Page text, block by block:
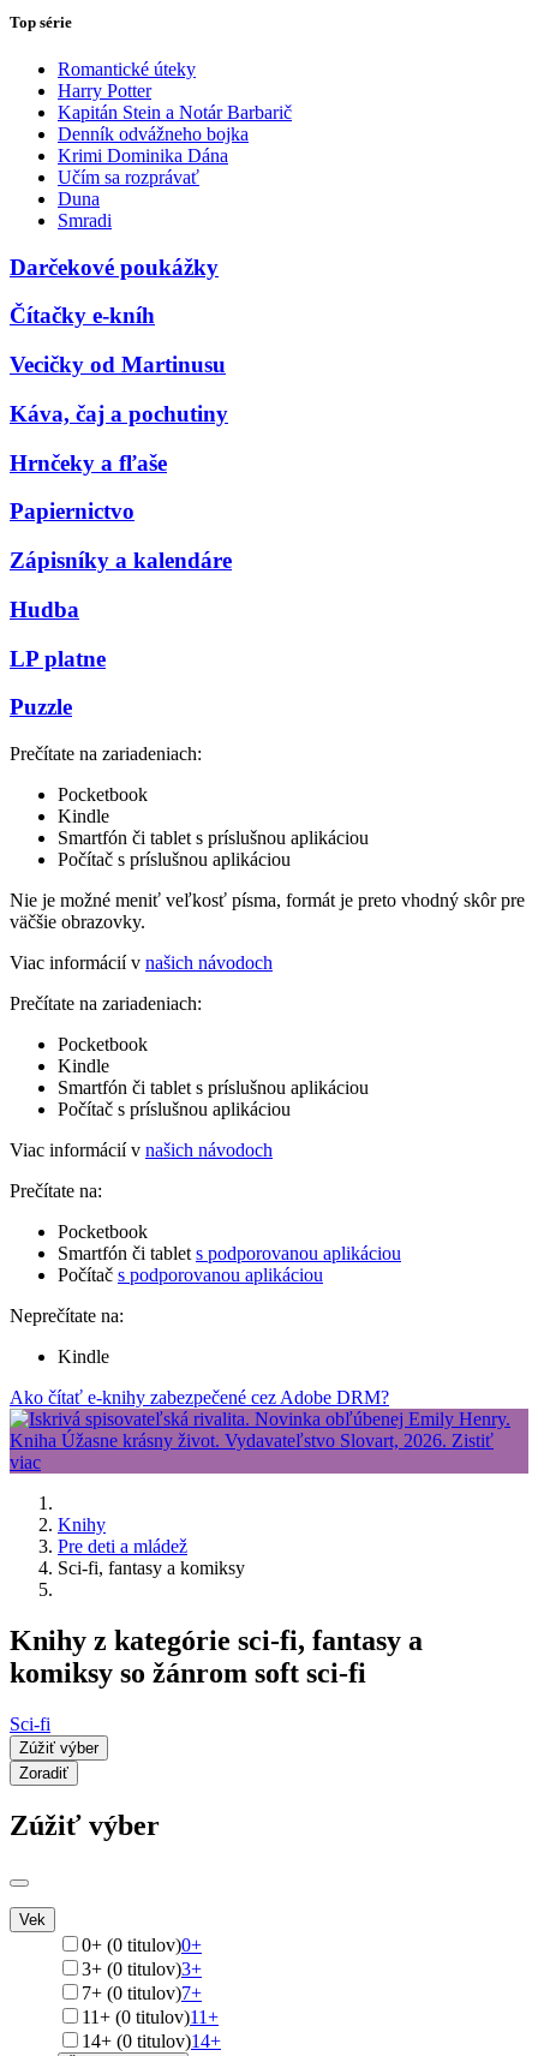
Top série
Romantické úteky
Harry Potter
Kapitán Stein a Notár Barbarič
Denník odvážneho bojka
Krimi Dominika Dána
Učím sa rozprávať
Duna
Smradi
Darčekové poukážky
Čítačky e-kníh
Vecičky od Martinusu
Káva, čaj a pochutiny
Hrnčeky a fľaše
Papiernictvo
Zápisníky a kalendáre
Hudba
LP platne
Puzzle
Prečítate na zariadeniach:
Pocketbook
Kindle
Smartfón či tablet s príslušnou aplikáciou
Počítač s príslušnou aplikáciou
Nie je možné meniť veľkosť písma, formát je preto vhodný skôr pre
väčšie obrazovky.
Viac informácií v našich návodoch
Prečítate na zariadeniach:
Pocketbook
Kindle
Smartfón či tablet s príslušnou aplikáciou
Počítač s príslušnou aplikáciou
Viac informácií v našich návodoch
Prečítate na:
Pocketbook
Smartfón či tablet s podporovanou aplikáciou
Počítač s podporovanou aplikáciou
Neprečítate na:
Kindle
Ako čítať e-knihy zabezpečené cez Adobe DRM?
Knihy
Pre deti a mládež
Sci-fi, fantasy a komiksy
Knihy z kategórie sci-fi, fantasy a
komiksy so žánrom soft sci-fi
Sci-fi
Zúžiť výber
Zoradiť
Zúžiť výber
Vek
0+ (0 titulov)0+
3+ (0 titulov)3+
7+ (0 titulov)7+
11+ (0 titulov)11+
14+ (0 titulov)14+